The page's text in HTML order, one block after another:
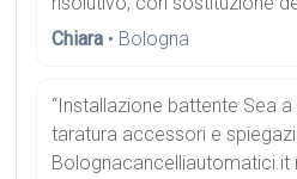
Chiara • Bologna
“Installazione battente Sea
taratura accessori e
Bolognacancelliautomatici.it